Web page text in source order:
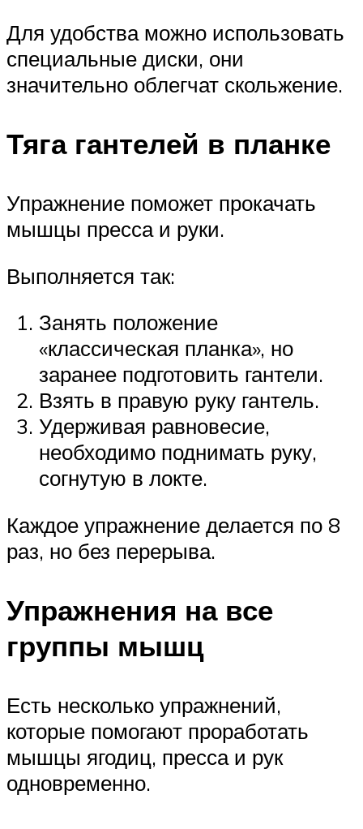
Для удобства можно использовать
специальные диски, они
значительно облегчат скольжение.
Тяга гантелей в планке
Упражнение поможет прокачать
мышцы пресса и руки.
Выполняется так:
Занять положение
«классическая планка», но
заранее подготовить гантели.
Взять в правую руку гантель.
Удерживая равновесие,
необходимо поднимать руку,
согнутую в локте.
Каждое упражнение делается по 8
раз, но без перерыва.
Упражнения на все
группы мышц
Есть несколько упражнений,
которые помогают проработать
мышцы ягодиц, пресса и рук
одновременно.